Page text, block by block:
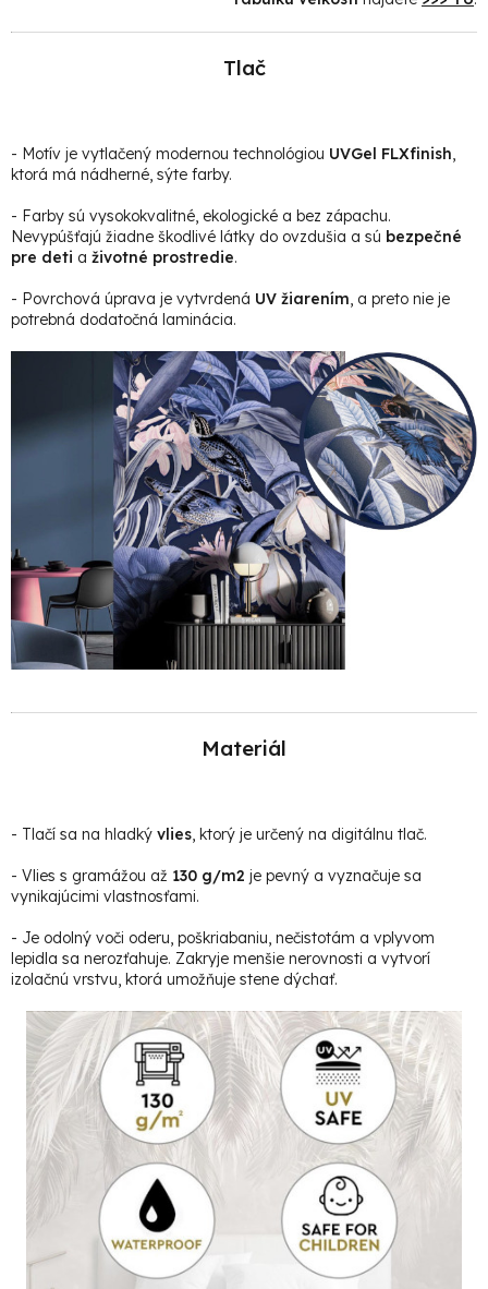
Tlač
- Motív je vytlačený modernou technológiou UVGel FLXfinish,
ktorá má nádherné, sýte farby.
- Farby sú vysokokvalitné, ekologické a bez zápachu.
Nevypúšťajú žiadne škodlivé látky do ovzdušia a sú bezpečné
pre deti a životné prostredie.
- Povrchová úprava je vytvrdená UV žiarením, a preto nie je
potrebná dodatočná laminácia.
Materiál
- Tlačí sa na hladký vlies, ktorý je určený na digitálnu tlač.
- Vlies s gramážou až 130 g/m2 je pevný a vyznačuje sa
vynikajúcimi vlastnosťami.
- Je odolný voči oderu, poškriabaniu, nečistotám a vplyvom
lepidla sa nerozťahuje. Zakryje menšie nerovnosti a vytvorí
izolačnú vrstvu, ktorá umožňuje stene dýchať.